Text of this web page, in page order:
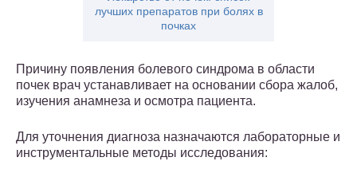
лучших препаратов при болях в
почках
Причину появления болевого синдрома в области
почек врач устанавливает на основании сбора жалоб,
изучения анамнеза и осмотра пациента.
Для уточнения диагноза назначаются лабораторные и
инструментальные методы исследования: